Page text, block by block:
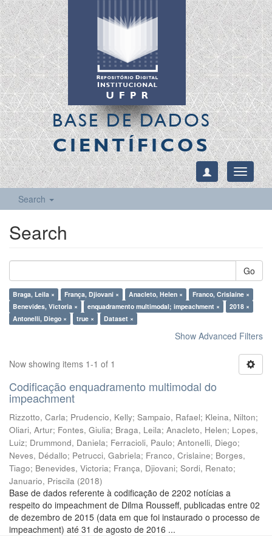
BASE DE DADOS
CIENTÍFICOS
Toggle
Search
Search
Go
Braga, Leila × França, Djiovani × Anacleto, Helen ×
Franco, Crislaine ×
Benevides, Victoria ×
enquadramento multimodal; impeachment ×
2018 ×
Antonelli, Diego ×
true × Dataset ×
Show Advanced Filters
Now showing items 1-1 of 1
Codificação enquadramento multimodal do
impeachment
Rizzotto, Carla; Prudencio, Kelly; Sampaio, Rafael; Kleina, Nilton;
Oliari, Artur; Fontes, Giulia; Braga, Leila; Anacleto, Helen; Lopes,
Luiz; Drummond, Daniela; Ferracioli, Paulo; Antonelli, Diego;
Neves, Dédallo; Petrucci, Gabriela; Franco, Crislaine; Borges,
Tiago; Benevides, Victoria; França, Djiovani; Sordi, Renato;
Januario, Priscila (2018)
Base de dados referente à codificação de 2202 notícias a
respeito do impeachment de Dilma Rousseff, publicadas entre 02
de dezembro de 2015 (data em que foi instaurado o processo de
impeachment) até 31 de agosto de 2016 ...